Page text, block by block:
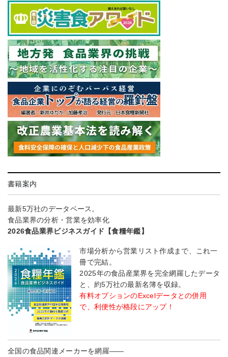
書籍案内
最新5万社のデータベース。
食品業界の分析・営業を効率化
2026食品業界ビジネスガイド【食糧年鑑】
市場分析から営業リスト作成まで、これ一
冊で完結。
2025年の食品産業界を完全網羅したデータ
と、約5万社の最新名簿を収録。
有料オプションのExcelデータとの併用
で、利便性が格段にアップ！
全国の食品関連メーカーを網羅――